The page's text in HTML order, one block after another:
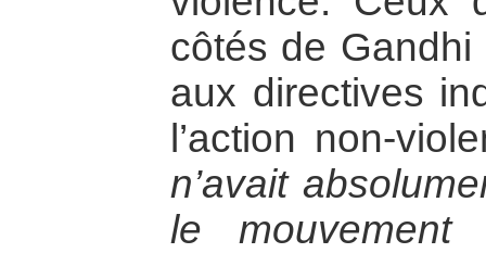
côtés de
aux directives
l’action non-
n’avait
le mouvement